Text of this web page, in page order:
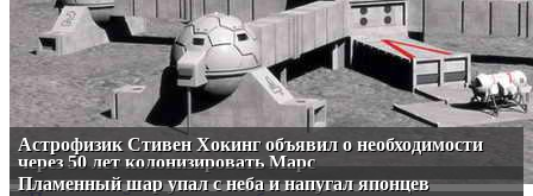
Астрофизик Стивен Хокинг объявил о необходимости
через 50 лет колонизировать Марс
Пламенный шар упал с неба и напугал японцев